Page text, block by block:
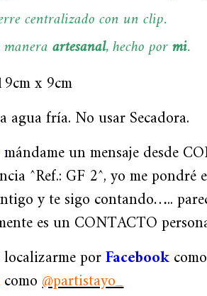
centralizado con un clip.
maneraartesanal, hecho pormi.
x 9cm
agua fría. No usar Secadora.
mándame un mensaje desde
^Ref.: GF 2^, yo me pondré
y te sigo contando…..
es un CONTACTO
localizarme porFacebook
como@partistayo_